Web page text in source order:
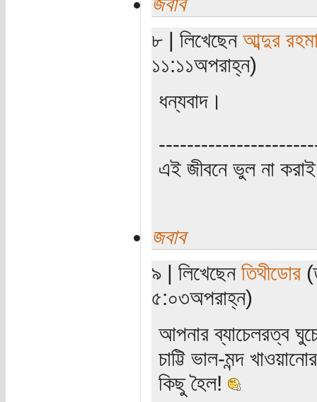
৮ | লিখেছেন আব্দুর
১১:১১অপরাহ্ন)
ধন্যবাদ।
এই জীবনে ভুল না
জবাব
৯ | লিখেছেন তিথীডোর
৫:০৩অপরাহ্ন)
আপনার ব্যাচেলরত্ব
চাট্টি ভাল-মন্দ
কিছু হৈল!